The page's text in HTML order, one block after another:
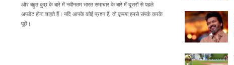
और बहुत कुछ के बारे में नवीनतम भारत समाचार के बारे में दूसरों से पहले
अपडेट होना चाहते हैं। यदि आपके कोई प्रश्न हैं, तो कृपया हमसे संपर्क करके
पूछें।